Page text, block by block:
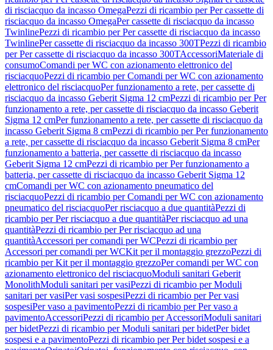
di risciacquo da incasso OmegaPezzi di ricambio per Per cassette di
risciacquo da incasso OmegaPer cassette di risciacquo da incasso
TwinlinePezzi di ricambio per Per cassette di risciacquo da incasso
TwinlinePer cassette di risciacquo da incasso 300TPezzi di ricambio
per Per cassette di risciacquo da incasso 300TAccessoriMateriale di
consumoComandi per WC con azionamento elettronico del
risciacquoPezzi di ricambio per Comandi per WC con azionamento
elettronico del risciacquoPer funzionamento a rete, per cassette di
risciacquo da incasso Geberit Sigma 12 cmPezzi di ricambio per Per
funzionamento a rete, per cassette di risciacquo da incasso Geberit
Sigma 12 cmPer funzionamento a rete, per cassette di risciacquo da
incasso Geberit Sigma 8 cmPezzi di ricambio per Per funzionamento
a rete, per cassette di risciacquo da incasso Geberit Sigma 8 cmPer
funzionamento a batteria, per cassette di risciacquo da incasso
Geberit Sigma 12 cmPezzi di ricambio per Per funzionamento a
batteria, per cassette di risciacquo da incasso Geberit Sigma 12
cmComandi per WC con azionamento pneumatico del
risciacquoPezzi di ricambio per Comandi per WC con azionamento
pneumatico del risciacquoPer risciacquo a due quantitàPezzi di
ricambio per Per risciacquo a due quantitàPer risciacquo ad una
quantitàPezzi di ricambio per Per risciacquo ad una
quantitàAccessori per comandi per WCPezzi di ricambio per
Accessori per comandi per WCKit per il montaggio grezzoPezzi di
ricambio per Kit per il montaggio grezzoPer comandi per WC con
azionamento elettronico del risciacquoModuli sanitari Geberit
MonolithModuli sanitari per vasiPezzi di ricambio per Moduli
sanitari per vasiPer vasi sospesiPezzi di ricambio per Per vasi
sospesiPer vaso a pavimentoPezzi di ricambio per Per vaso a
pavimentoAccessoriPezzi di ricambio per AccessoriModuli sanitari
per bidetPezzi di ricambio per Moduli sanitari per bidetPer bidet
sospesi e a pavimentoPezzi di ricambio per Per bidet sospesi e a